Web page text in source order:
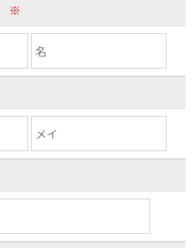
※